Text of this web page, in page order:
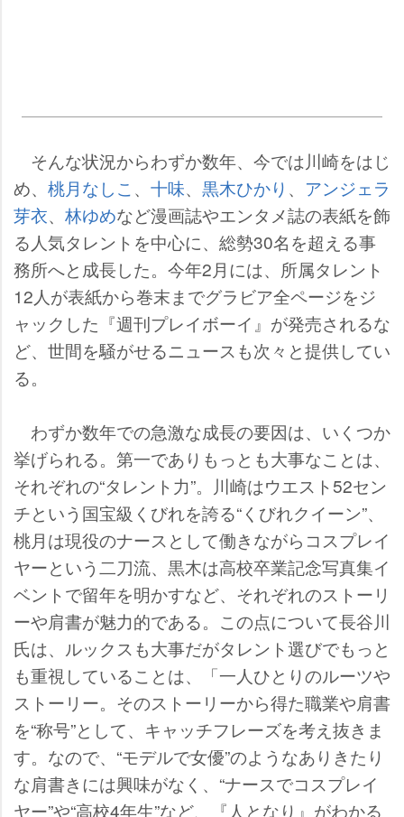
そんな状況からわずか数年、今では川崎をはじ
め、 桃月なしこ 、 十味、 黒木ひかり 、 アンジェラ
芽衣、 林ゆめなど漫画誌やエンタメ誌の表紙を飾
る人気タレントを中心に、総勢30名を超える事
務所へと成長した。今年2月には、所属タレント
12人が表紙から巻末までグラビア全ページをジ
ャックした『週刊プレイボーイ』が発売されるな
ど、世間を騒がせるニュースも次々と提供してい
る。
わずか数年での急激な成長の要因は、いくつか
挙げられる。第一でありもっとも大事なことは、
それぞれの“タレント力”。川崎はウエスト52セン
チという国宝級くびれを誇る“くびれクイーン”、
桃月は現役のナースとして働きながらコスプレイ
ヤーという二刀流、黒木は高校卒業記念写真集イ
ベントで留年を明かすなど、それぞれのストーリ
ーや肩書が魅力的である。この点について長谷川
氏は、ルックスも大事だがタレント選びでもっと
も重視していることは、「一人ひとりのルーツ
ストーリー。そのストーリーから得た職業や肩書
を“称号”として、キャッチフレーズを考え抜きま
す。なので、“モデルで女優”のようなありきたり
な肩書きには興味がなく、“ナースでコスプレイ
ヤー”や“高校4年生”など、『人となり』がわかる